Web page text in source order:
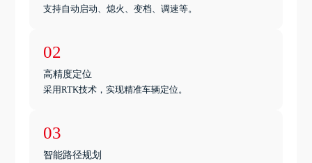
支持自动启动、熄火、变档、调速等。
02
高精度定位
采用RTK技术，实现精准车辆定位。
03
智能路径规划